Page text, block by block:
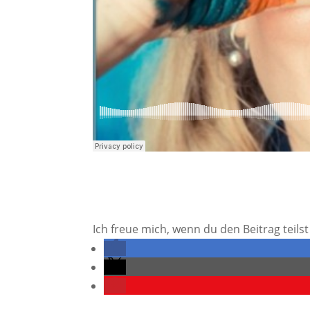
Ich freue mich, wenn du den Beitrag